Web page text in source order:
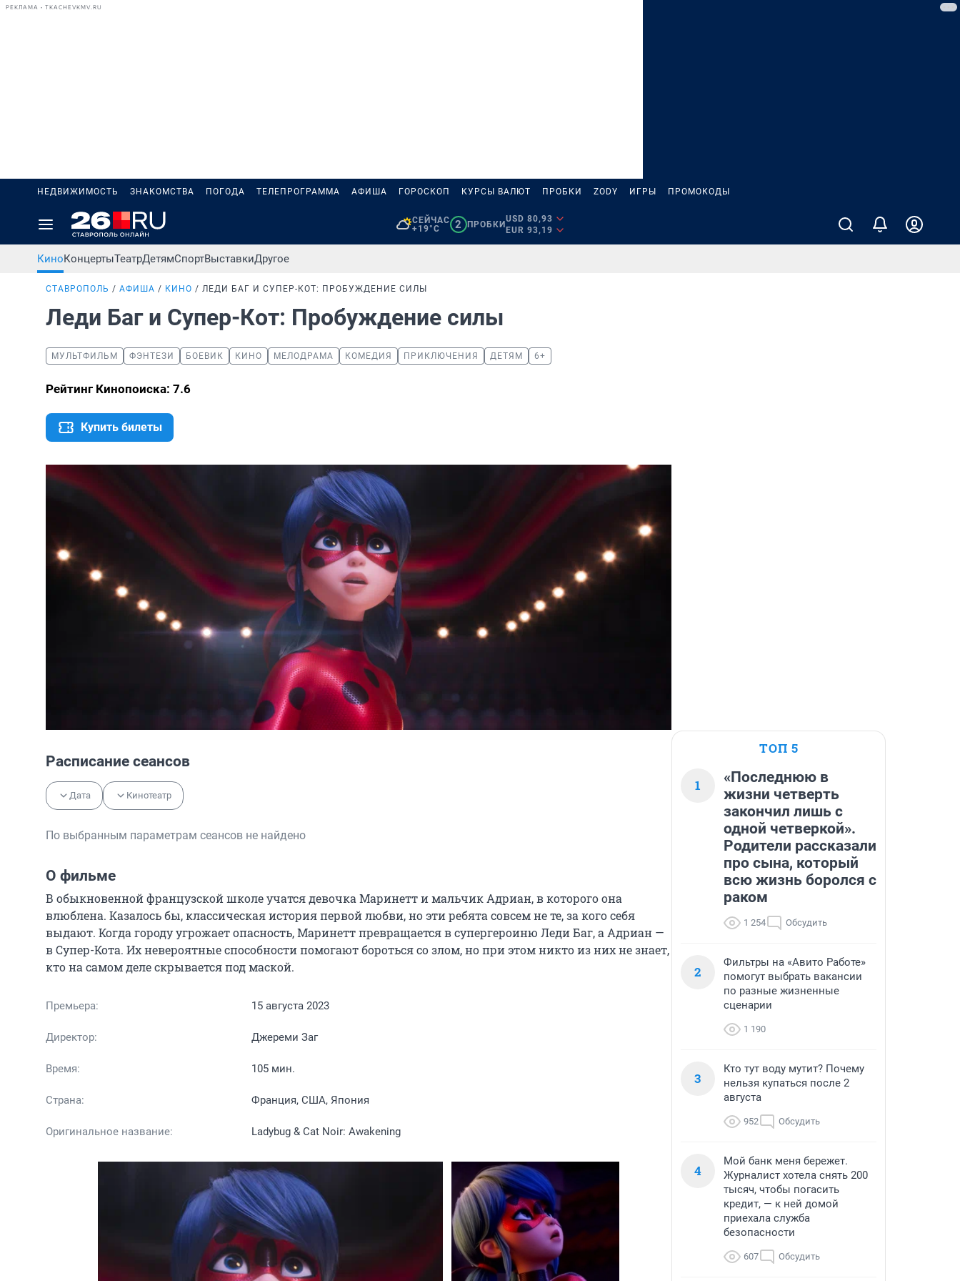
РЕКЛАМА • TKACHEVKMV.RU
НЕДВИЖИМОСТЬ ЗНАКОМСТВА ПОГОДА ТЕЛЕПРОГРАММА АФИША ГОРОСКОП КУРСЫ ВАЛЮТ ПРОБКИ ZODY ИГРЫ ПРОМОКОДЫ
СЕЙЧАС
+19°C
2 ПРОБКИ
USD 80,93
EUR 93,19
КиноКонцертыТеатрДетямСпортВыставкиДругое
СТАВРОПОЛЬ АФИША КИНО ЛЕДИ БАГ И СУПЕР-КОТ: ПРОБУЖДЕНИЕ СИЛЫ
Леди Баг и Супер-Кот: Пробуждение силы
МУЛЬТФИЛЬМ ФЭНТЕЗИ БОЕВИК КИНО МЕЛОДРАМА КОМЕДИЯ ПРИКЛЮЧЕНИЯ ДЕТЯМ 6+
Рейтинг Кинопоиска: 7.6
Купить билеты
Расписание сеансов
Дата Кинотеатр
По выбранным параметрам сеансов не найдено
О фильме
В обыкновенной французской школе учатся девочка Маринетт и мальчик Адриан, в которого она
влюблена. Казалось бы, классическая история первой любви, но эти ребята совсем не те, за кого себя
выдают. Когда городу угрожает опасность, Маринетт превращается в супергероиню Леди Баг, а Адриан —
в Супер-Кота. Их невероятные способности помогают бороться со злом, но при этом никто из них не знает,
кто на самом деле скрывается под маской.
Премьера: 15 августа 2023
Директор: Джереми Заг
Время: 105 мин.
Страна: Франция, США, Япония
Оригинальное название: Ladybug & Cat Noir: Awakening
ТОП 5
1
«Последнюю в
жизни четверть
закончил лишь с
одной четверкой».
Родители рассказали
про сына, который
всю жизнь боролся с
раком
1 254 Обсудить
2
Фильтры на «Авито Работе»
помогут выбрать вакансии
по разные жизненные
сценарии
1 190
3
Кто тут воду мутит? Почему
нельзя купаться после 2
августа
952 Обсудить
4
Мой банк меня бережет.
Журналист хотела снять 200
тысяч, чтобы погасить
кредит, — к ней домой
приехала служба
безопасности
607 Обсудить